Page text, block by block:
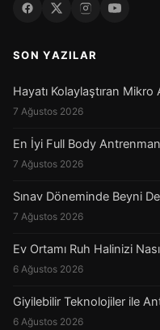
SON YAZILAR
Hayatı Kolaylaştıran Mikro
7 Ağustos 2026
En İyi Full Body
7 Ağustos 2026
Sınav Döneminde Beyni
7 Ağustos 2026
Ev Ortamı Ruh Halinizi
6 Ağustos 2026
Giyilebilir Teknolojiler ile
6 Ağustos 2026